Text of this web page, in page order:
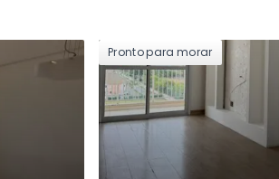
Pronto para morar